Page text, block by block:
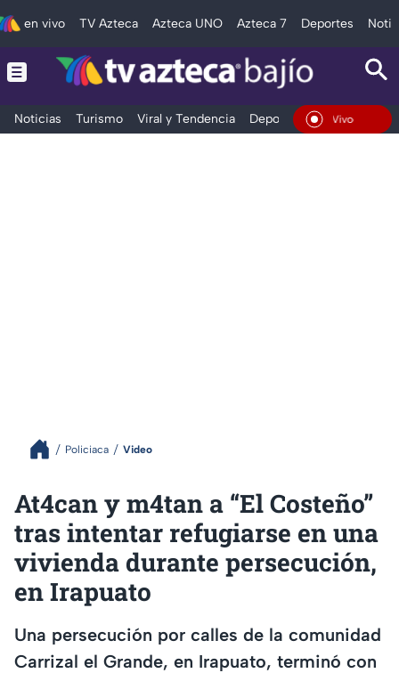
en vivo TV Azteca Azteca UNO Azteca 7 Deportes
Noticias Turismo Viral y Tendencia Deportes Espectáculos
En Vivo
Policiaca Video
At4can y m4tan a “El Costeño”
tras intentar refugiarse en una
vivienda durante persecución,
en Irapuato
Una persecución por calles de la comunidad
Carrizal el Grande, en Irapuato, terminó con